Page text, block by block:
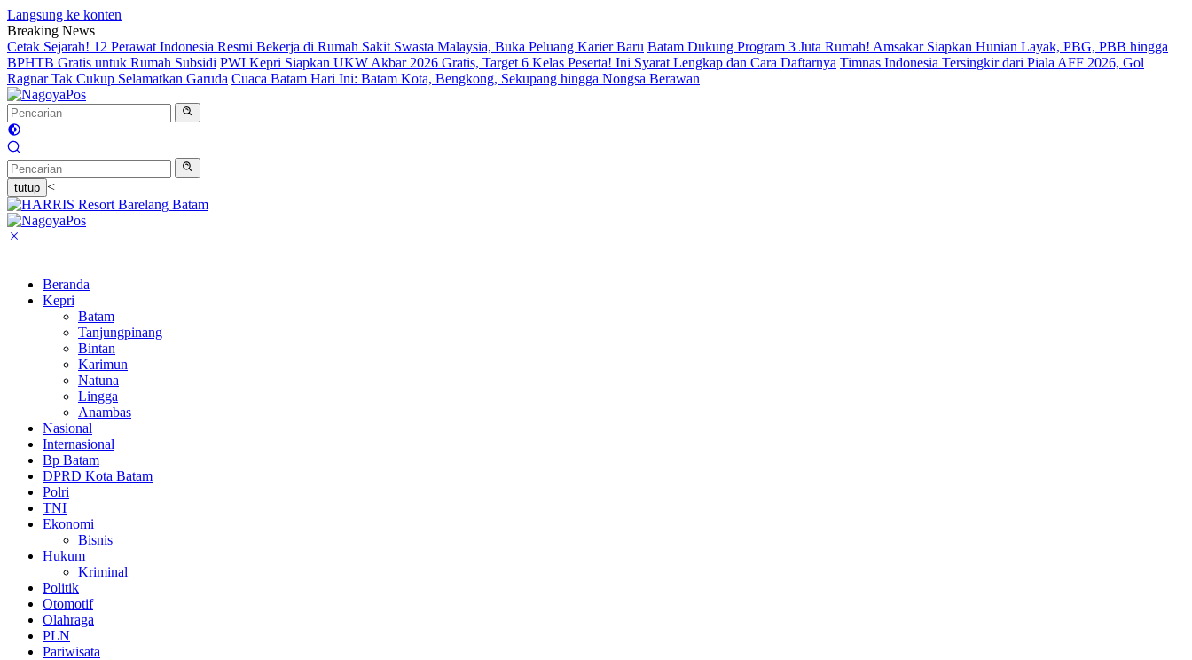
Langsung ke konten
Breaking News
Cetak Sejarah! 12 Perawat Indonesia Resmi Bekerja di Rumah Sakit Swasta Malaysia, Buka Peluang Karier Baru Batam Dukung Program 3 Juta Rumah! Amsakar Siapkan Hunian Layak, PBG, PBB hingga
BPHTB Gratis untuk Rumah Subsidi PWI Kepri Siapkan UKW Akbar 2026 Gratis, Target 6 Kelas Peserta! Ini Syarat Lengkap dan Cara Daftarnya Timnas Indonesia Tersingkir dari Piala AFF 2026, Gol
Ragnar Tak Cukup Selamatkan Garuda Cuaca Batam Hari Ini: Batam Kota, Bengkong, Sekupang hingga Nongsa Berawan
tutup <
Beranda
Kepri
Batam
Tanjungpinang
Bintan
Karimun
Natuna
Lingga
Anambas
Nasional
Internasional
Bp Batam
DPRD Kota Batam
Polri
TNI
Ekonomi
Bisnis
Hukum
Kriminal
Politik
Otomotif
Olahraga
PLN
Pariwisata